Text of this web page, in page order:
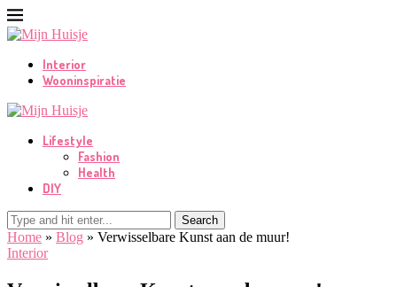
Interior
Wooninspiratie
Lifestyle
Fashion
Health
DIY
Search
Home » Blog » Verwisselbare Kunst aan de muur!
Interior